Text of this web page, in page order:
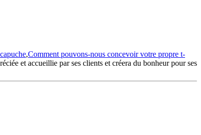
,Comment pouvons-nous concevoir votre propre t-
et accueillie par ses clients et créera du bonheur pour ses